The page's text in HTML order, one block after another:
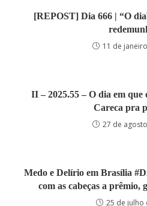
[REPOST] Dia 666 | “O
11 de
II – 2025.55 – O dia em que
Careca pra
27 de
Medo e Delírio em Brasília
com as cabeças a prêmio,
25 de julho